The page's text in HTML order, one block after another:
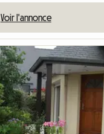
Voir l'annonce